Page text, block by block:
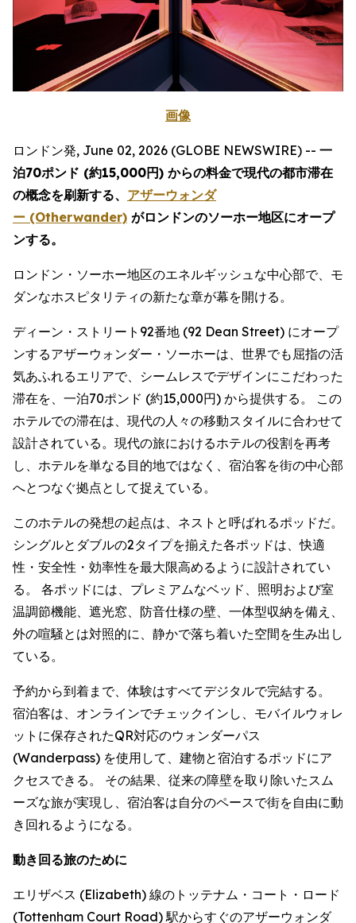
画像
ロンドン発, June 02, 2026 (GLOBE NEWSWIRE) -- 一
泊70ポンド (約15,000円) からの料金で現代の都市滞在
の概念を刷新する、 アザーウォンダ
ー (Otherwander) がロンドンのソーホー地区にオープ
ンする。
ロンドン・ソーホー地区のエネルギッシュな中心部で、モ
ダンなホスピタリティの新たな章が幕を開ける。
ディーン・ストリート92番地 (92 Dean Street) にオープ
ンするアザーウォンダー・ソーホーは、世界でも屈指の活
気あふれるエリアで、シームレスでデザインにこだわった
滞在を、一泊70ポンド (約15,000円) から提供する。 この
ホテルでの滞在は、現代の人々の移動スタイルに合わせて
設計されている。現代の旅におけるホテルの役割を再考
し、ホテルを単なる目的地ではなく、宿泊客を街の中心部
へとつなぐ拠点として捉えている。
このホテルの発想の起点は、ネストと呼ばれるポッドだ。
シングルとダブルの2タイプを揃えた各ポッドは、快適
性・安全性・効率性を最大限高めるように設計されてい
る。 各ポッドには、プレミアムなベッド、照明および室
温調節機能、遮光窓、防音仕様の壁、一体型収納を備え、
外の喧騒とは対照的に、静かで落ち着いた空間を生み出し
ている。
予約から到着まで、体験はすべてデジタルで完結する。
宿泊客は、オンラインでチェックインし、モバイルウォレ
ットに保存されたQR対応のウォンダーパス
(Wanderpass) を使用して、建物と宿泊するポッドにア
クセスできる。 その結果、従来の障壁を取り除いたスム
ーズな旅が実現し、宿泊客は自分のペースで街を自由に動
き回れるようになる。
動き回る旅のために
エリザベス (Elizabeth) 線のトッテナム・コート・ロード
(Tottenham Court Road) 駅からすぐのアザーウォンダ